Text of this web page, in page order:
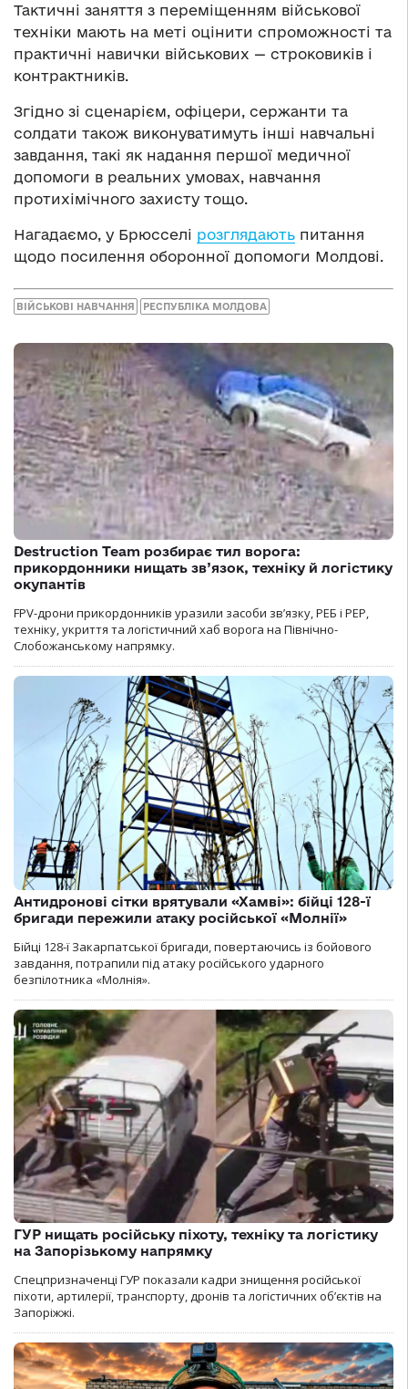
Тактичні заняття з переміщенням військової
техніки мають на меті оцінити спроможності та
практичні навички військових — строковиків і
контрактників.
Згідно зі сценарієм, офіцери, сержанти та
солдати також виконуватимуть інші навчальні
завдання, такі як надання першої медичної
допомоги в реальних умовах, навчання
протихімічного захисту тощо.
Нагадаємо, у Брюсселі розглядають питання
щодо посилення оборонної допомоги Молдові.
ВІЙСЬКОВІ НАВЧАННЯ РЕСПУБЛІКА МОЛДОВА
Destruction Team розбирає тил ворога:
прикордонники нищать зв’язок, техніку й логістику
окупантів
FPV-дрони прикордонників уразили засоби зв’язку, РЕБ і РЕР,
техніку, укриття та логістичний хаб ворога на Північно-
Слобожанському напрямку.
Антидронові сітки врятували «Хамві»: бійці 128-ї
бригади пережили атаку російської «Молнії»
Бійці 128-ї Закарпатської бригади, повертаючись із бойового
завдання, потрапили під атаку російського ударного
безпілотника «Молнія».
ГУР нищать російську піхоту, техніку та логістику
на Запорізькому напрямку
Спецпризначенці ГУР показали кадри знищення російської
піхоти, артилерії, транспорту, дронів та логістичних об’єктів на
Запоріжжі.